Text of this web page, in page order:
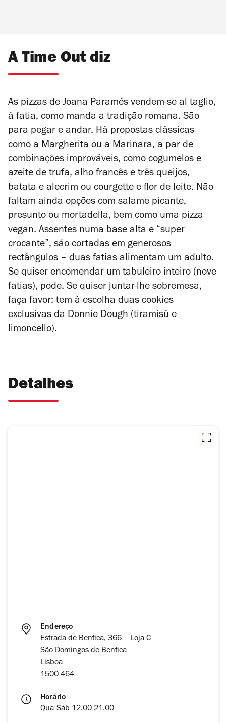
A Time Out diz
As pizzas de Joana Paramés vendem-se al taglio,
à fatia, como manda a tradição romana. São
para pegar e andar. Há propostas clássicas
como a Margherita ou a Marinara, a par de
combinações improváveis, como cogumelos e
azeite de trufa, alho francês e três queijos,
batata e alecrim ou courgette e flor de leite. Não
faltam ainda opções com salame picante,
presunto ou mortadella, bem como uma pizza
vegan. Assentes numa base alta e
“super
crocante” , são cortadas em generosos
rectângulos – duas fatias alimentam um adulto.
Se quiser encomendar um tabuleiro inteiro (nove
fatias), pode. Se quiser juntar-lhe sobremesa,
faça favor: tem à escolha duas cookies
exclusivas da Donnie Dough (tiramisù e
limoncello).
Detalhes
Endereço
Estrada de Benfica, 366 – Loja C
São Domingos de Benfica
Lisboa
1500-464
Horário
Qua-Sáb 12.00-21.00